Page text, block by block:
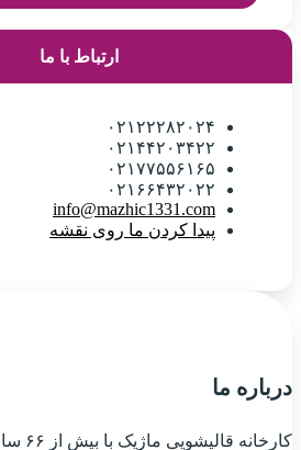
ارتباط با ما
۰۲۱۲۲۲۸۲۰۲۴
۰۲۱۴۴۲۰۳۴۲۲
۰۲۱۷۷۵۵۶۱۶۵
۰۲۱۶۶۴۳۲۰۲۲
info@mazhic1331.com
پیدا کردن ما روی نقشه
درباره ما